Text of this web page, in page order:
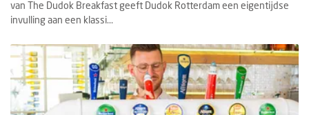
van The Dudok Breakfast geeft Dudok Rotterdam een eigentijdse
invulling aan een klassi...